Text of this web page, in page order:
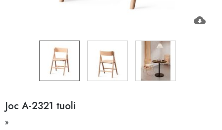
cloud_download
Joc A-2321 tuoli
»